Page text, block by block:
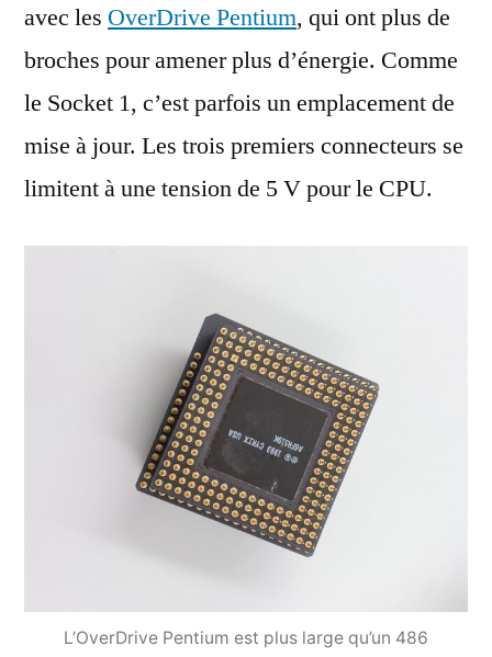
avec les OverDrive Pentium, qui ont plus de
broches pour amener plus d’énergie. Comme
le Socket 1, c’est parfois un emplacement de
mise à jour. Les trois premiers connecteurs se
limitent à une tension de 5 V pour le CPU.
L’OverDrive Pentium est plus large qu’un 486